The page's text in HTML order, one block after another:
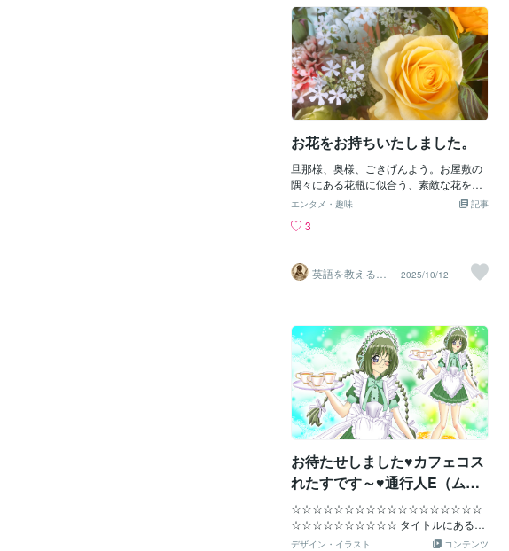
しくいただけるのが良いですね。爽やか
な香りがいたします。秋の彩り お芋と
リンゴと摺りかぼちゃの焼きたてケーキ
個人的に私の一押しでございます。皆で
マッシュいたしました、秋の具材がたく
さんです。ほくっとしたお味です。主菓
子とプチケーキこちらは先日、東方の国
よりいらっしゃいました御一行様にいた
だきました。グリーンティーも大変趣深
いお味です。バスクチーズケーキしっと
りと作ることができました。チーズケー
キもたくさん種類があり、おもしろいで
すね。みかんジュレとエディブルフラワ
ようなお味なのですが、ジュレがおいし
い。お花はその時担当の者で変わります
ので、それもお楽しみいただければ幸い
お花をお持ちいたしました。
旦那様、奥様、ごきげんよう。お屋敷の
隅々にある花瓶に似合う、素敵な花を庭
師にもらってきました。どれがお好み
す。お気に入りのものを、寝室に設置い
すね。赤色は元気を与えてくれるお色で
すね。黄色だと愛らしい表情でございま
し、煌めく粉を振ってくれました。朝日
で輝く素敵なブーケでございます。あ
ら、これは・・・私の私物でございま
す。うさぎさんの一輪挿しです。まるで
ウサギさんからプレゼントされたかのよ
うで・・・下向きの花も奥ゆかしく美し
いですね。夏のお花でございます。朝露
にぬれた薔薇は、どうしてこうも美しく
見えるのでしょうね。
記事
エンタメ・趣味
3
英語を教えるク
ラシカルメイ
2025/10/12
お待たせしました♥カフェコス
れたすです～♥通行人E（ムラ
ビトE)様感謝♥
☆☆☆☆☆☆☆☆☆☆☆☆☆☆☆☆☆☆
☆☆☆☆☆☆☆☆☆☆ タイトルにあるよ
うにこのイラストは 【絵のお仕事】をリ
コンテンツ
デザイン・イラスト